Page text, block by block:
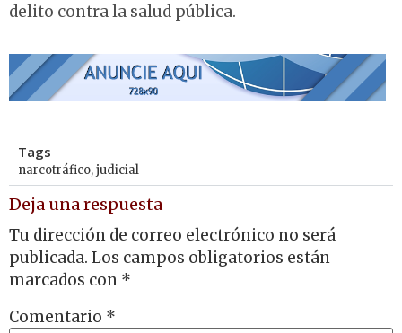
delito contra la salud pública.
Tags
narcotráfico,judicial
Deja una respuesta
Tu dirección de correo electrónico no será
publicada. Los campos obligatorios están
marcados con *
Comentario *